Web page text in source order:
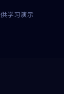
学习演示